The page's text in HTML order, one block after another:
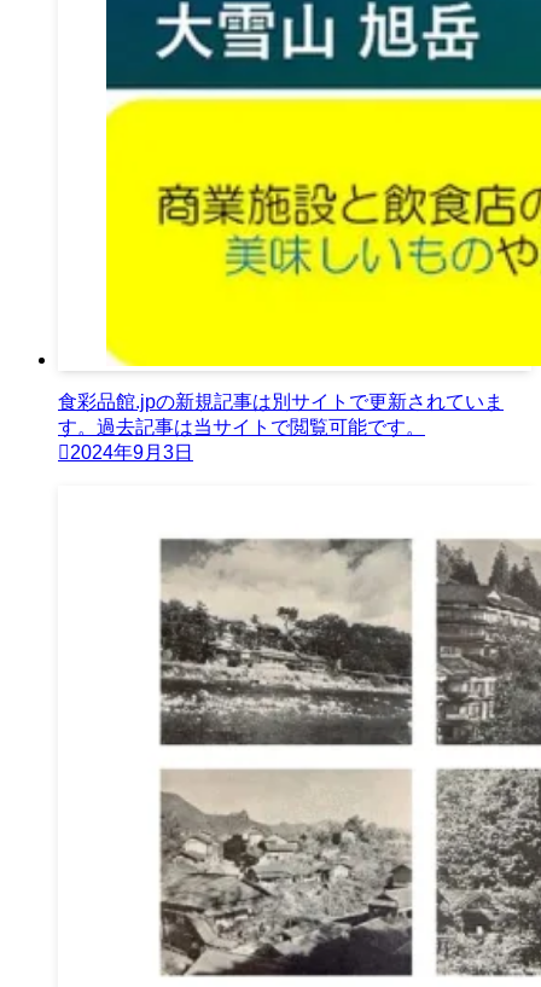
食彩品館.jpの新規記事は別サイトで更新されていま
す。過去記事は当サイトで閲覧可能です。
2024年9月3日